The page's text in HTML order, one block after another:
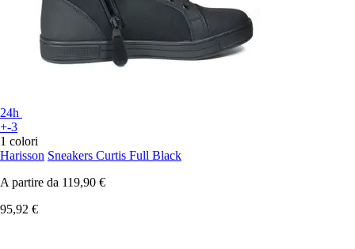
24h
+-3
1 colori
Harisson Sneakers Curtis Full Black
A partire da 119,90 €
95,92 €